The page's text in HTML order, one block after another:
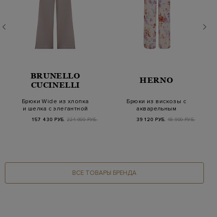
BRUNELLO
CUCINELLI
Брюки Wide из хлопка
и шелка с элегантной
полосой Мони…
157 430 РУБ. 224 900 РУБ.
HERNO
Брюки из вискозы с
акварельным
флористическим
принтом
39 120 РУБ. 48 900 РУБ.
ВСЕ ТОВАРЫ БРЕНДА